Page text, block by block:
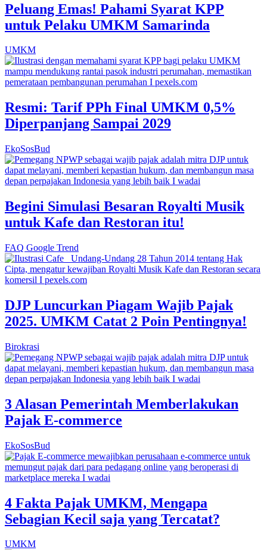
Peluang Emas! Pahami Syarat KPP
untuk Pelaku UMKM Samarinda
UMKM
Resmi: Tarif PPh Final UMKM 0,5%
Diperpanjang Sampai 2029
EkoSosBud
Begini Simulasi Besaran Royalti Musik
untuk Kafe dan Restoran itu!
FAQ Google Trend
DJP Luncurkan Piagam Wajib Pajak
2025. UMKM Catat 2 Poin Pentingnya!
Birokrasi
3 Alasan Pemerintah Memberlakukan
Pajak E-commerce
EkoSosBud
4 Fakta Pajak UMKM, Mengapa
Sebagian Kecil saja yang Tercatat?
UMKM